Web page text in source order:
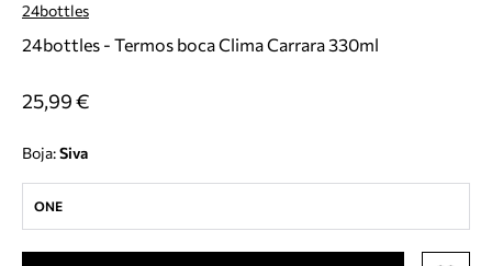
24bottles
24bottles - Termos boca Clima Carrara 330ml
25,99 €
Boja: siva
ONE